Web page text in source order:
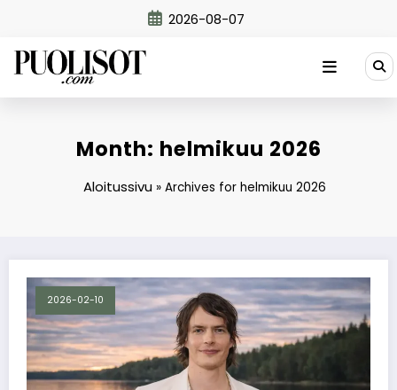
2026-08-07
Month: helmikuu 2026
Aloitussivu» Archives for helmikuu 2026
2026-02-10